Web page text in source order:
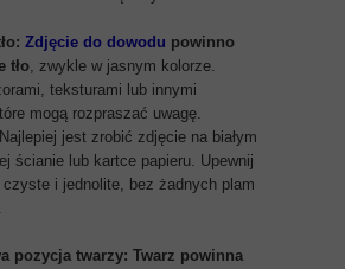
Zdjęcie do dowodu powinno
tło, zwykle w jasnym kolorze.
teksturami lub innymi
mogą rozpraszać uwagę.
Najlepiej jest zrobić zdjęcie na białym
ścianie lub kartce papieru. Upewnij
czyste i jednolite, bez żadnych plam
pozycja twarzy: Twarz powinna